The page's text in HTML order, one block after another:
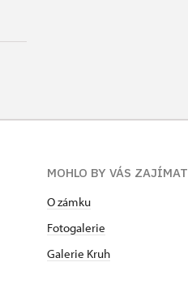
MOHLO BY VÁS ZAJÍMAT
O zámku
Fotogalerie
Galerie Kruh